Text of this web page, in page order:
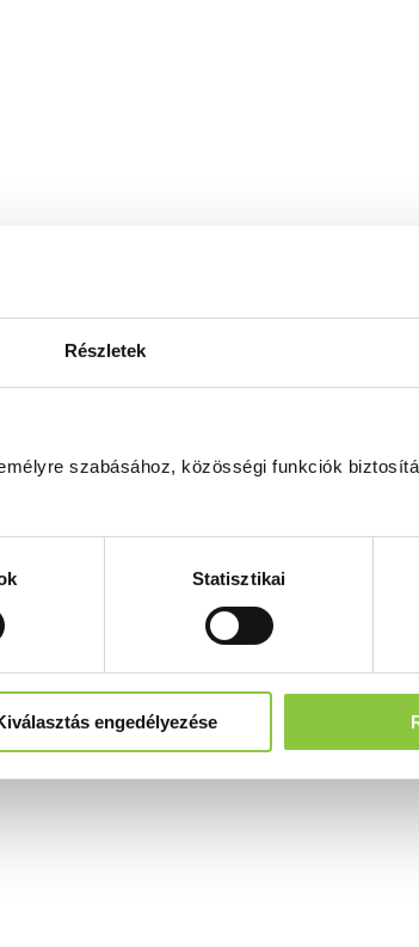
Részletek
szabásához, közösségi funkciók
Statisztikai
engedélyezése